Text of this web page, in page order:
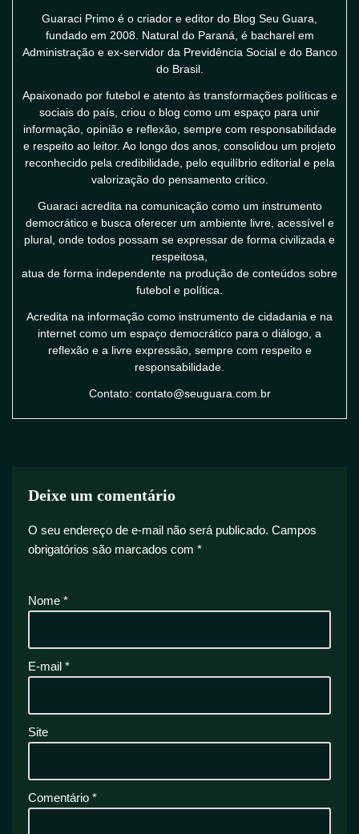
Guaraci Primo é o criador e editor do Blog Seu Guara,
fundado em 2008. Natural do Paraná, é bacharel em
Administração e ex-servidor da Previdência Social e do Banco
do Brasil.
Apaixonado por futebol e atento às transformações políticas e
sociais do país, criou o blog como um espaço para unir
informação, opinião e reflexão, sempre com responsabilidade
e respeito ao leitor. Ao longo dos anos, consolidou um projeto
reconhecido pela credibilidade, pelo equilíbrio editorial e pela
valorização do pensamento crítico.
Guaraci acredita na comunicação como um instrumento
democrático e busca oferecer um ambiente livre, acessível e
plural, onde todos possam se expressar de forma civilizada e
respeitosa,
atua de forma independente na produção de conteúdos sobre
futebol e política.
Acredita na informação como instrumento de cidadania e na
internet como um espaço democrático para o diálogo, a
reflexão e a livre expressão, sempre com respeito e
responsabilidade.
Contato: contato@seuguara.com.br
Deixe um comentário
O seu endereço de e-mail não será publicado. Campos
obrigatórios são marcados com *
Nome *
E-mail *
Site
Comentário *